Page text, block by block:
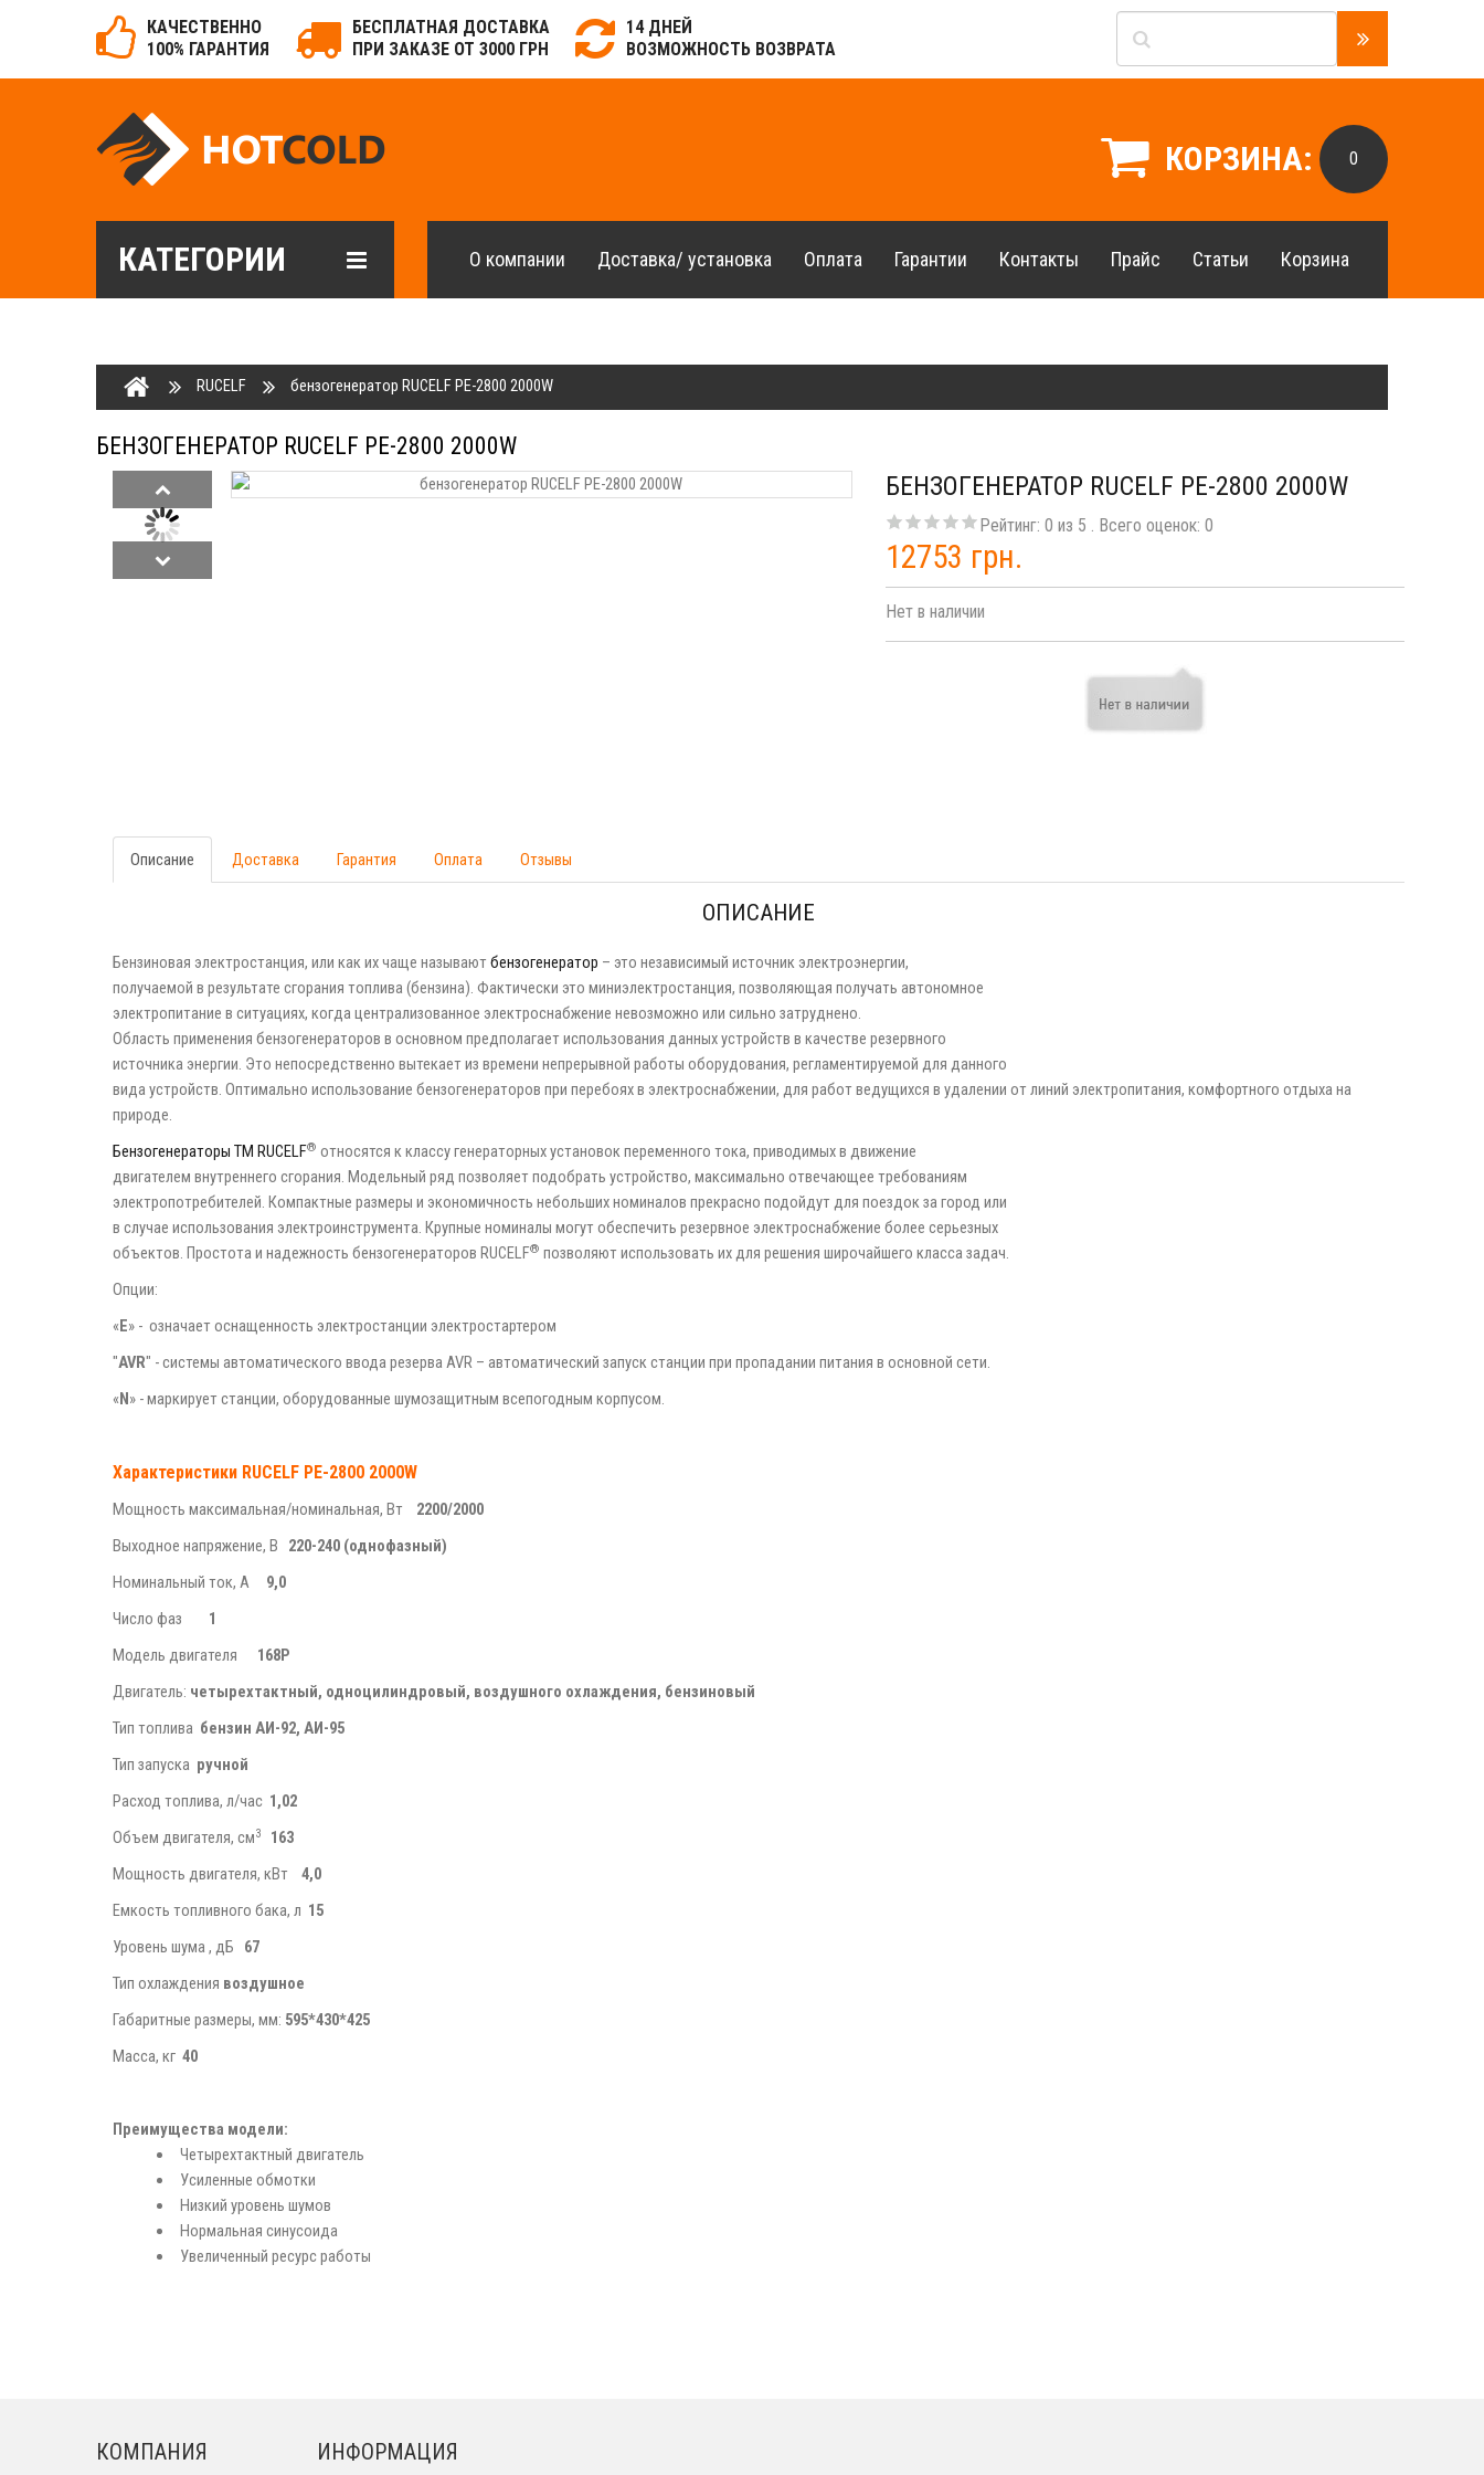
КАЧЕСТВЕННО
100% ГАРАНТИЯ
БЕСПЛАТНАЯ ДОСТАВКА
ПРИ ЗАКАЗЕ ОТ 3000 ГРН
14 ДНЕЙ
ВОЗМОЖНОСТЬ ВОЗВРАТА
КОРЗИНА: 0
КАТЕГОРИИ О компании Доставка/ установка Оплата Гарантии Контакты Прайс Статьи Корзина
RUCELF бензогенератор RUCELF PE-2800 2000W
БЕНЗОГЕНЕРАТОР RUCELF PE-2800 2000W
БЕНЗОГЕНЕРАТОР RUCELF PE-2800 2000W
Рейтинг: 0 из 5 . Всего оценок: 0
12753 грн.
Нет в наличии
Описание Доставка Гарантия Оплата Отзывы
ОПИСАНИЕ
Бензиновая электростанция, или как их чаще называют бензогенератор – это независимый источник электроэнергии,
получаемой в результате сгорания топлива (бензина). Фактически это миниэлектростанция, позволяющая получать автономное
электропитание в ситуациях, когда централизованное электроснабжение невозможно или сильно затруднено.
Область применения бензогенераторов в основном предполагает использования данных устройств в качестве резервного
источника энергии. Это непосредственно вытекает из времени непрерывной работы оборудования, регламентируемой для данного
вида устройств. Оптимально использование бензогенераторов при перебоях в электроснабжении, для работ ведущихся в удалении от линий электропитания, комфортного отдыха на
природе.
Бензогенераторы ТМ RUCELF® относятся к классу генераторных установок переменного тока, приводимых в движение
двигателем внутреннего сгорания. Модельный ряд позволяет подобрать устройство, максимально отвечающее требованиям
электропотребителей. Компактные размеры и экономичность небольших номиналов прекрасно подойдут для поездок за город или
в случае использования электроинструмента. Крупные номиналы могут обеспечить резервное электроснабжение более серьезных
объектов. Простота и надежность бензогенераторов RUCELF® позволяют использовать их для решения широчайшего класса задач.
Опции:
«Е» - означает оснащенность электростанции электростартером
"AVR" - системы автоматического ввода резерва AVR – автоматический запуск станции при пропадании питания в основной сети.
«N» - маркирует станции, оборудованные шумозащитным всепогодным корпусом.
Характеристики RUCELF PE-2800 2000W
Мощность максимальная/номинальная, Вт 2200/2000
Выходное напряжение, В 220-240 (однофазный)
Номинальный ток, А 9,0
Число фаз 1
Модель двигателя 168Р
Двигатель: четырехтактный, одноцилиндровый, воздушного охлаждения, бензиновый
Тип топлива бензин АИ-92, АИ-95
Тип запуска ручной
Расход топлива, л/час 1,02
Объем двигателя, см3
163
Мощность двигателя, кВт
4,0
Емкость топливного бака, л 15
Уровень шума , дБ 67
Тип охлаждения воздушное
Габаритные размеры, мм: 595*430*425
Масса, кг 40
Преимущества модели:
Четырехтактный двигатель
Усиленные обмотки
Низкий уровень шумов
Нормальная синусоида
Увеличенный ресурс работы
КОМПАНИЯ ИНФОРМАЦИЯ